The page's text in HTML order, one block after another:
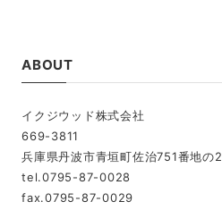
ABOUT
イクジウッド株式会社
669-3811
兵庫県丹波市青垣町佐治751番地の2
tel.0795-87-0028